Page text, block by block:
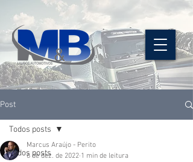
Post
Todos posts
Todos posts
Marcus Araújo - Perito
6 de dez. de 2022 1 min de leitura